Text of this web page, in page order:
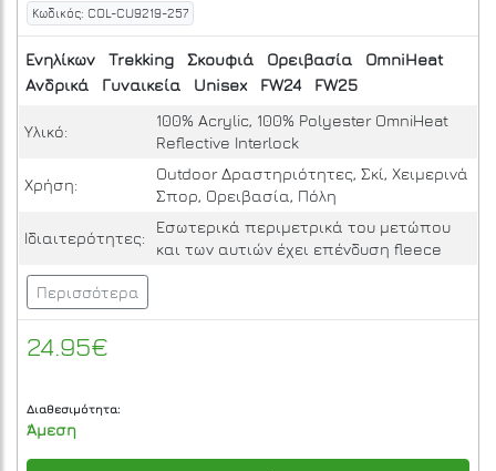
Κωδικός: COL-CU9219-257
Ενηλίκων Trekking Σκουφιά Ορειβασία
OmniHeat
Ανδρικά
Γυναικεία Unisex FW24 FW25
Υλικό:
100% Acrylic, 100% Polyester OmniHeat
Reflective Interlock
Χρήση:
Outdoor Δραστηριότητες, Σκί, Χειμερινά
Σπορ, Ορειβασία, Πόλη
Ιδιαιτερότητες:
Εσωτερικά περιμετρικά του μετώπου
και των αυτιών έχει επένδυση fleece
Περισσότερα
24.95€
Διαθεσιμότητα:
Άμεση